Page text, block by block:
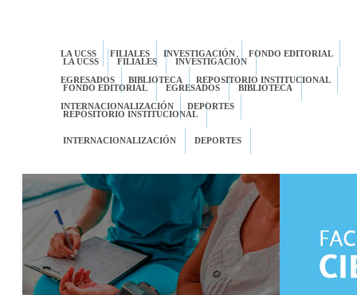
LA UCSS FILIALES INVESTIGACIÓN FONDO EDITORIAL
EGRESADOS BIBLIOTECA REPOSITORIO INSTITUCIONAL
INTERNACIONALIZACIÓN DEPORTES
LA UCSS FILIALES INVESTIGACIÓN
FONDO EDITORIAL EGRESADOS BIBLIOTECA
REPOSITORIO INSTITUCIONAL
INTERNACIONALIZACIÓN DEPORTES